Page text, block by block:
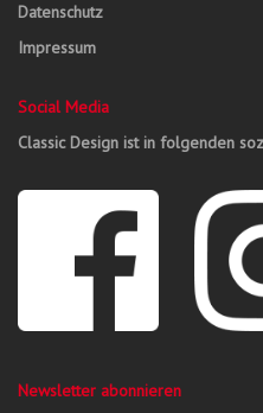
Datenschutz
Impressum
Social Media
Classic Design ist in folgenden
Newsletter abonnieren